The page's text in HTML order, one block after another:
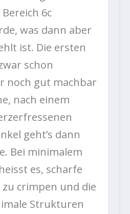
6c
was dann aber
ist. Die ersten
schon
noch gut machbar
nach einem
geht’s dann
Bei minimalem
es, scharfe
crimpen und die
Strukturen